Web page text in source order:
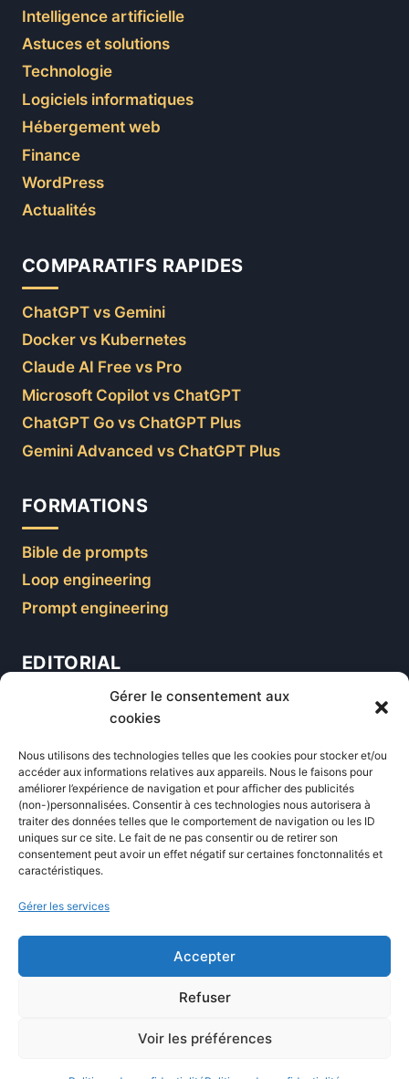
Gérer le consentement aux
cookies
Nous utilisons des technologies telles que les cookies pour stocker et/ou
accéder aux informations relatives aux appareils. Nous le faisons pour
améliorer l’expérience de navigation et pour afficher des publicités
(non-)personnalisées. Consentir à ces technologies nous autorisera à
traiter des données telles que le comportement de navigation ou les ID
uniques sur ce site. Le fait de ne pas consentir ou de retirer son
consentement peut avoir un effet négatif sur certaines fonctonnalités et
caractéristiques.
Gérer les services
Accepter
Refuser
Voir les préférences
Intelligence artificielle
Astuces et solutions
Technologie
Logiciels informatiques
Hébergement web
Finance
WordPress
Actualités
COMPARATIFS RAPIDES
ChatGPT vs Gemini
Docker vs Kubernetes
Claude AI Free vs Pro
Microsoft Copilot vs ChatGPT
ChatGPT Go vs ChatGPT Plus
Gemini Advanced vs ChatGPT Plus
FORMATIONS
Bible de prompts
Loop engineering
Prompt engineering
EDITORIAL
Formations
Newsletter
Équipe éditoriale
Politique éditoriale
Méthodologie de test
Transparence et affiliation
CritiquePlus dans les médias
Contactez-nous